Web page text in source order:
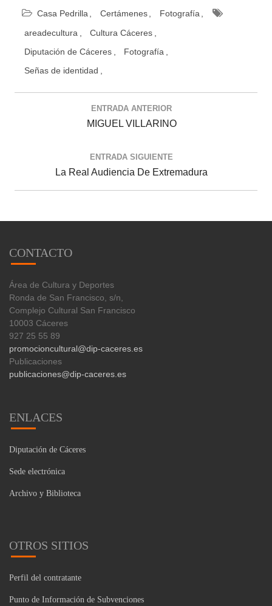
Casa Pedrilla Certámenes
Fotografía
areadecultura
Cultura Cáceres
Diputación de Cáceres
Fotografía
Señas de identidad
ENTRADA ANTERIOR
MIGUEL VILLARINO
ENTRADA SIGUIENTE
La Real Audiencia De Extremadura
CONTACTO
Área de Cultura y Deportes
Ronda de San Francisco, s/n,
Complejo Cultural San Francisco
10003 Cáceres
927 25 55 89
promocioncultural@dip-caceres.es
Publicaciones
publicaciones@dip-caceres.es
ENLACES
Diputación de Cáceres
Sede electrónica
Archivo y Biblioteca
OTROS SITIOS
Perfil del contratante
Punto de Información de Subvenciones